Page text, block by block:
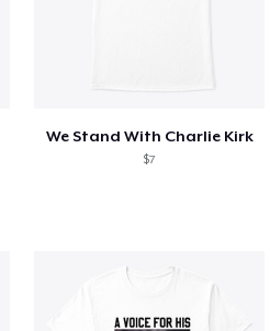
We Stand With Charlie Kirk
$7